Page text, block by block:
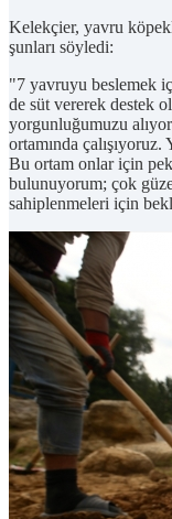
Kelekçier, yavru
şunları söyledi:
"7 yavruyu beslemek
de süt vererek destek
yorgunluğumuzu
ortamında
Bu ortam onlar için
bulunuyorum; çok
sahiplenmeleri için